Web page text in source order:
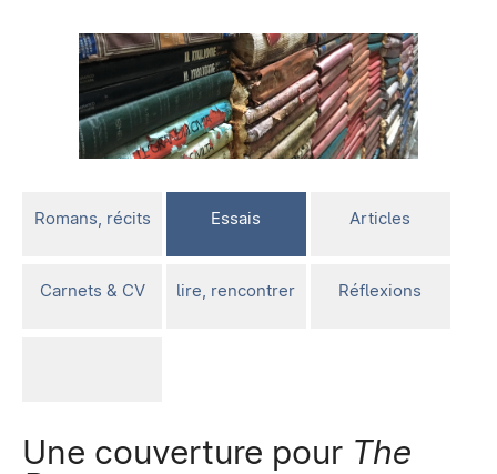
Romans, récits Essais Articles
Carnets & CV lire, rencontrer Réflexions
Une couverture pour The